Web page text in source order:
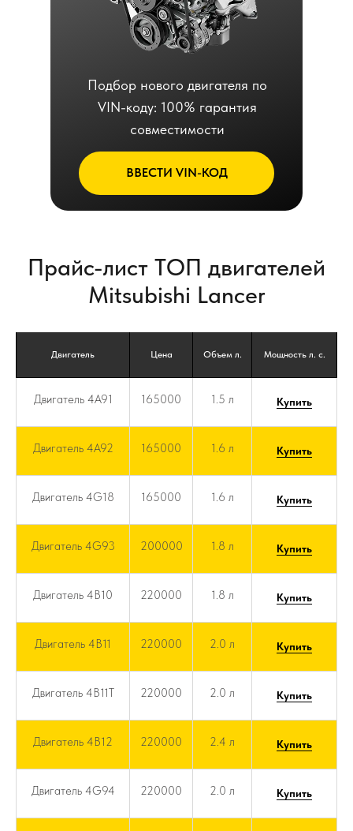
ВВЕСТИ VIN-КОД
Подбор нового двигателя по
VIN-коду: 100% гарантия
совместимости
Прайс-лист ТОП двигателей
Mitsubishi Lancer
Двигатель Цена Объем л. Мощность л. с.
Двигатель 4A91 165000 1.5 л Купить
Двигатель 4A92 165000 1.6 л Купить
Двигатель 4G18 165000 1.6 л Купить
Двигатель 4G93 200000 1.8 л Купить
Двигатель 4B10 220000 1.8 л Купить
Двигатель 4B11 220000 2.0 л Купить
Двигатель 4B11T 220000 2.0 л Купить
Двигатель 4B12 220000 2.4 л Купить
Двигатель 4G94 220000 2.0 л Купить